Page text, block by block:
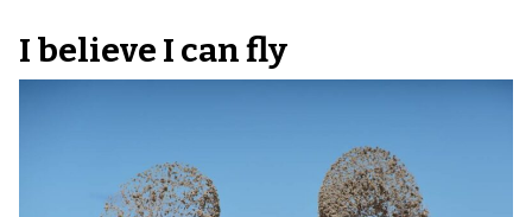
I believe I can fly